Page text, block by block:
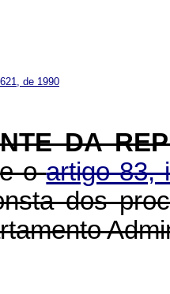
de 1990
DA
oartigo 83,
dos